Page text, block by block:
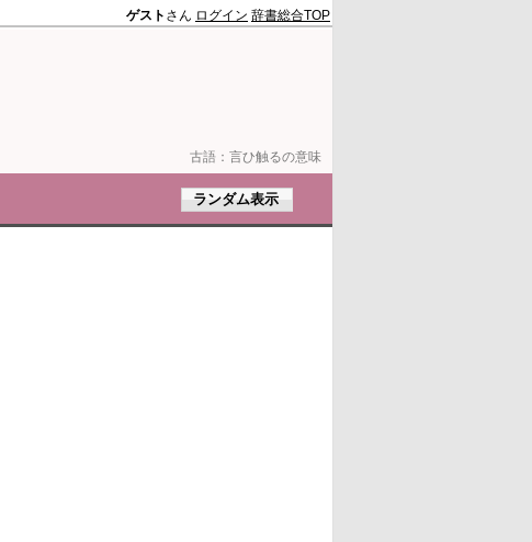
古語： 言ひ触るの意味
ゲスト さん ログイン 辞書総合TOP